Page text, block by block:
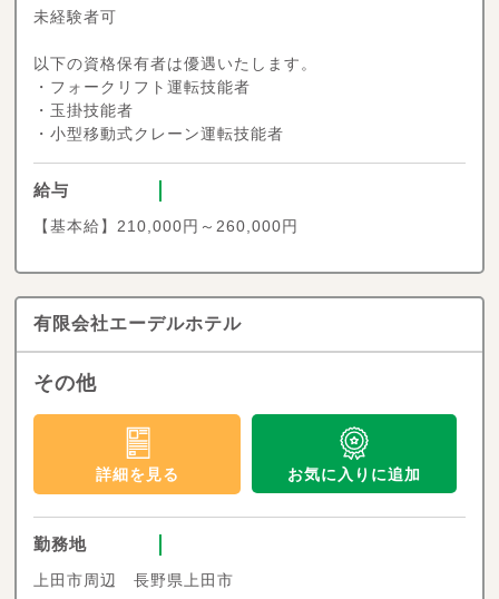
未経験者可
以下の資格保有者は優遇いたします。
・フォークリフト運転技能者
・玉掛技能者
・小型移動式クレーン運転技能者
給与
【基本給】210,000円～260,000円
有限会社エーデルホテル
その他
詳細を見る お気に入りに追加
勤務地
上田市周辺 長野県上田市